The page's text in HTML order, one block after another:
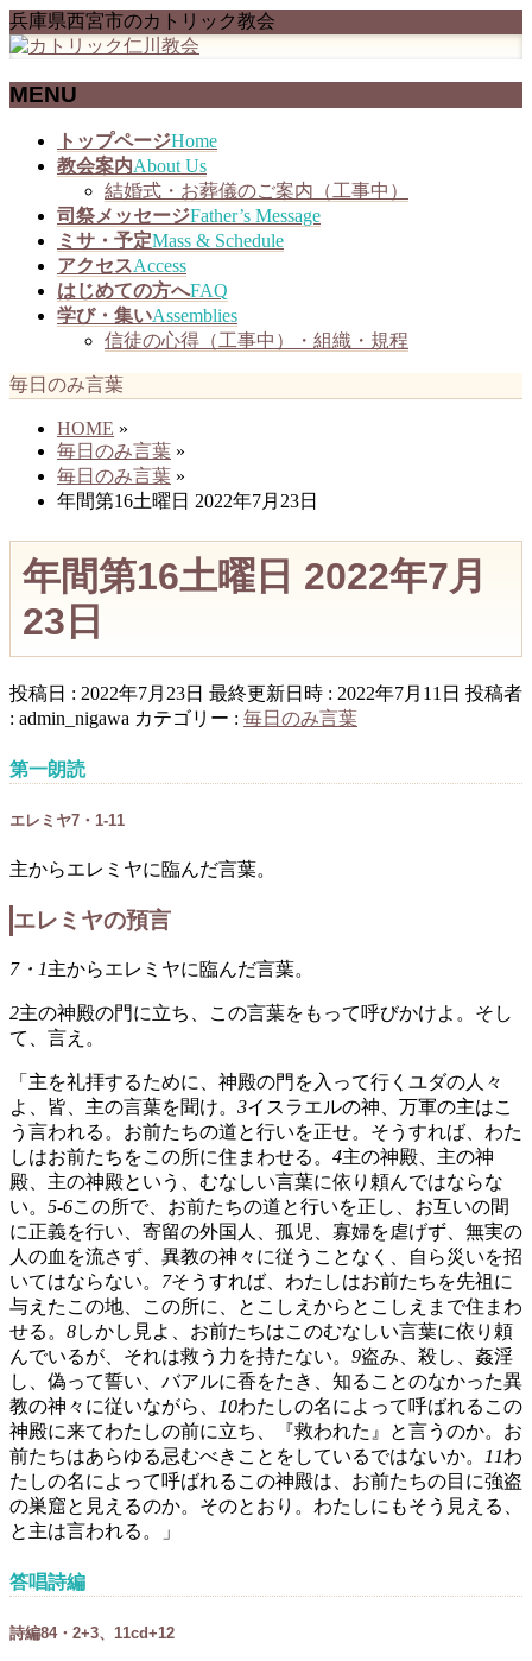
兵庫県西宮市のカトリック教会
MENU
トップページHome
教会案内About Us
結婚式・お葬儀のご案内（工事中）
司祭メッセージFather’s Message
ミサ・予定Mass & Schedule
アクセスAccess
はじめての方へFAQ
学び・集いAssemblies
信徒の心得（工事中）・組織・規程
毎日のみ言葉
HOME »
毎日のみ言葉 »
毎日のみ言葉 »
年間第16土曜日 2022年7月23日
年間第16土曜日 2022年7月
23日
投稿日 : 2022年7月23日 最終更新日時 : 2022年7月11日 投稿者
: admin_nigawa カテゴリー : 毎日のみ言葉
第一朗読
エレミヤ7・1-11
主からエレミヤに臨んだ言葉。
エレミヤの預言
7・1主からエレミヤに臨んだ言葉。
2主の神殿の門に立ち、この言葉をもって呼びかけよ。そし
て、言え。
「主を礼拝するために、神殿の門を入って行くユダの人々
よ、皆、主の言葉を聞け。 3イスラエルの神、万軍の主はこ
う言われる。お前たちの道と行いを正せ。そうすれば、わた
しはお前たちをこの所に住まわせる。 4主の神殿、主の神
殿、主の神殿という、むなしい言葉に依り頼んではならな
い。 5‐6この所で、お前たちの道と行いを正し、お互いの間
に正義を行い、寄留の外国人、孤児、寡婦を虐げず、無実の
人の血を流さず、異教の神々に従うことなく、自ら災いを招
いてはならない。 7そうすれば、わたしはお前たちを先祖に
与えたこの地、この所に、とこしえからとこしえまで住まわ
せる。 8しかし見よ、お前たちはこのむなしい言葉に依り頼
んでいるが、それは救う力を持たない。 9盗み、殺し、姦淫
し、偽って誓い、バアルに香をたき、知ることのなかった異
教の神々に従いながら、
10わたしの名によって呼ばれるこの
神殿に来てわたしの前に立ち、『救われた』と言うのか。お
前たちはあらゆる忌むべきことをしているではないか。
11わ
たしの名によって呼ばれるこの神殿は、お前たちの目に強盗
の巣窟と見えるのか。そのとおり。わたしにもそう見える、
と主は言われる。」
答唱詩編
詩編84・2+3、11cd+12